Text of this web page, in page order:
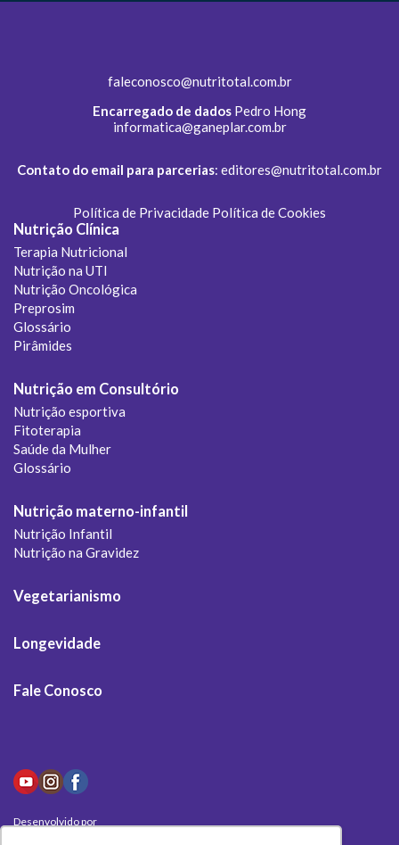
faleconosco@nutritotal.com.br
Encarregado de dados Pedro Hong
informatica@ganeplar.com.br
Contato do email para parcerias: editores@nutritotal.com.br
Política de Privacidade Política de Cookies
Nutrição Clínica
Terapia Nutricional
Nutrição na UTI
Nutrição Oncológica
Preprosim
Glossário
Pirâmides
Nutrição em Consultório
Nutrição esportiva
Fitoterapia
Saúde da Mulher
Glossário
Nutrição materno-infantil
Nutrição Infantil
Nutrição na Gravidez
Vegetarianismo
Longevidade
Fale Conosco
Desenvolvido por